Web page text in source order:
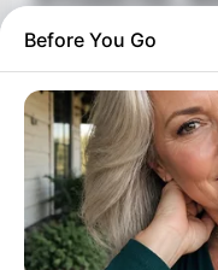
Before You Go